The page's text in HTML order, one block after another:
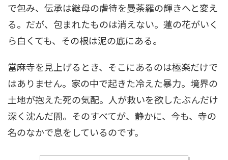
で包み、伝承は継母の虐待を曼荼羅の輝きへと変え
る。だが、包まれたものは消えない。蓮の花がいく
ら白くても、その根は泥の底にある。
當麻寺を見上げるとき、そこにあるのは極楽だけで
はありません。家の中で起きた冷えた暴力。境界の
土地が抱えた死の気配。人が救いを欲したぶんだけ
深く沈んだ闇。そのすべてが、静かに、今も、寺の
名のなかで息をしているのです。